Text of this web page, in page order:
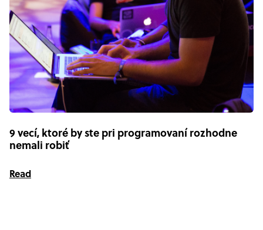
9 vecí, ktoré by ste pri programovaní rozhodne
nemali robiť
Read